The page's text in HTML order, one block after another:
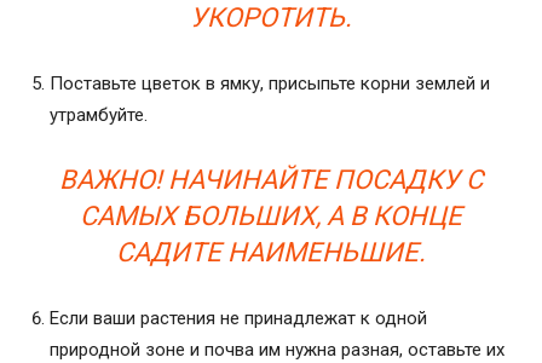
УКОРОТИТЬ.
Поставьте цветок в ямку, присыпьте корни землей и
утрамбуйте.
ВАЖНО! НАЧИНАЙТЕ ПОСАДКУ С
САМЫХ БОЛЬШИХ, А В КОНЦЕ
САДИТЕ НАИМЕНЬШИЕ.
Если ваши растения не принадлежат к одной
природной зоне и почва им нужна разная, оставьте их